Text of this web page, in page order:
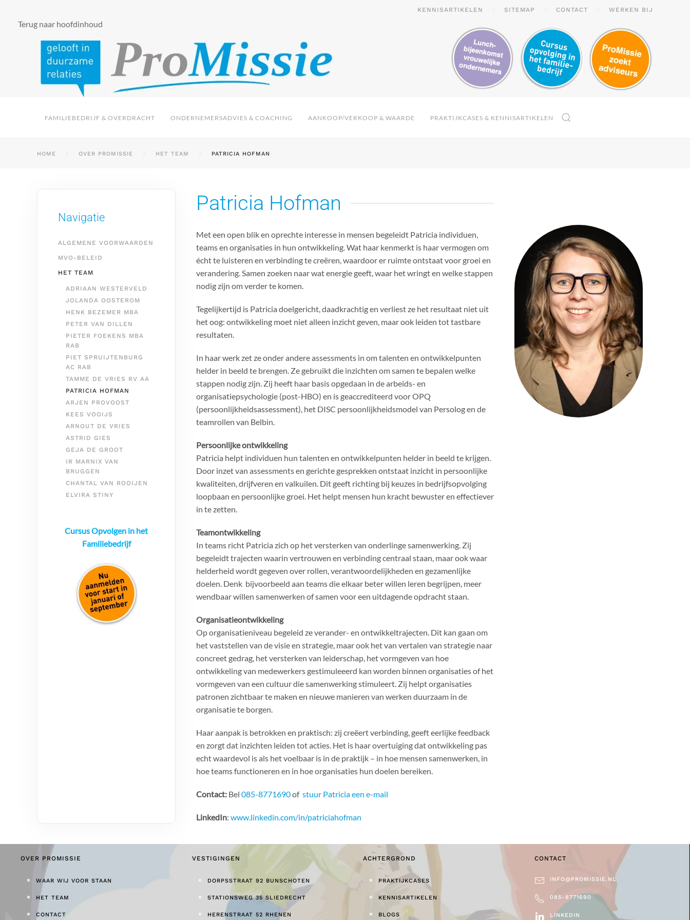
Terug naar hoofdinhoud
KENNISARTIKELEN SITEMAP CONTACT WERKEN BIJ
FAMILIEBEDRIJF & OVERDRACHT ONDERNEMERSADVIES & COACHING AANKOOP/VERKOOP & WAARDE PRAKTIJKCASES & KENNISARTIKELEN
HOME OVER PROMISSIE HET TEAM PATRICIA HOFMAN
Navigatie
ALGEMENE VOORWAARDEN
MVO-BELEID
HET TEAM
ADRIAAN WESTERVELD
JOLANDA OOSTEROM
HENK BEZEMER MBA
PETER VAN DILLEN
PIETER FOEKENS MBA
RAB
PIET SPRUIJTENBURG
AC RAB
TAMME DE VRIES RV AA
PATRICIA HOFMAN
ARJEN PROVOOST
KEES VOOIJS
ARNOUT DE VRIES
ASTRID GIES
GEJA DE GROOT
IR MARNIX VAN
BRUGGEN
CHANTAL VAN ROOIJEN
ELVIRA STINY
Cursus Opvolgen in het
Familiebedrijf
Patricia Hofman
Met een open blik en oprechte interesse in mensen begeleidt Patricia individuen,
teams en organisaties in hun ontwikkeling. Wat haar kenmerkt is haar vermogen om
écht te luisteren en verbinding te creëren, waardoor er ruimte ontstaat voor groei en
verandering. Samen zoeken naar wat energie geeft, waar het wringt en welke stappen
nodig zijn om verder te komen.
Tegelijkertijd is Patricia doelgericht, daadkrachtig en verliest ze het resultaat niet uit
het oog: ontwikkeling moet niet alleen inzicht geven, maar ook leiden tot tastbare
resultaten.
In haar werk zet ze onder andere assessments in om talenten en ontwikkelpunten
helder in beeld te brengen. Ze gebruikt die inzichten om samen te bepalen welke
stappen nodig zijn. Zij heeft haar basis opgedaan in de arbeids- en
organisatiepsychologie (post-HBO) en is geaccrediteerd voor OPQ
(persoonlijkheidsassessment), het DISC persoonlijkheidsmodel van Persolog en de
teamrollen van Belbin.
Persoonlijke ontwikkeling
Patricia helpt individuen hun talenten en ontwikkelpunten helder in beeld te krijgen.
Door inzet van assessments en gerichte gesprekken ontstaat inzicht in persoonlijke
kwaliteiten, drijfveren en valkuilen. Dit geeft richting bij keuzes in bedrijfsopvolging
loopbaan en persoonlijke groei. Het helpt mensen hun kracht bewuster en effectiever
in te zetten.
Teamontwikkeling
In teams richt Patricia zich op het versterken van onderlinge samenwerking. Zij
begeleidt trajecten waarin vertrouwen en verbinding centraal staan, maar ook waar
helderheid wordt gegeven over rollen, verantwoordelijkheden en gezamenlijke
doelen. Denk bijvoorbeeld aan teams die elkaar beter willen leren begrijpen, meer
wendbaar willen samenwerken of samen voor een uitdagende opdracht staan.
Organisatieontwikkeling
Op organisatieniveau begeleid ze verander- en ontwikkeltrajecten. Dit kan gaan om
het vaststellen van de visie en strategie, maar ook het van vertalen van strategie naar
concreet gedrag, het versterken van leiderschap, het vormgeven van hoe
ontwikkeling van medewerkers gestimuleeerd kan worden binnen organisaties of het
vormgeven van een cultuur die samenwerking stimuleert. Zij helpt organisaties
patronen zichtbaar te maken en nieuwe manieren van werken duurzaam in de
organisatie te borgen.
Haar aanpak is betrokken en praktisch: zij creëert verbinding, geeft eerlijke feedback
en zorgt dat inzichten leiden tot acties. Het is haar overtuiging dat ontwikkeling pas
echt waardevol is als het voelbaar is in de praktijk – in hoe mensen samenwerken, in
hoe teams functioneren en in hoe organisaties hun doelen bereiken.
Contact: Bel 085-8771690of stuur Patricia een e-mail
LinkedIn: www.linkedin.com/in/patriciahofman
OVER PROMISSIE
WAAR WIJ VOOR STAAN
HET TEAM
CONTACT
VESTIGINGEN
DORPSSTRAAT 92 BUNSCHOTEN
STATIONSWEG 35 SLIEDRECHT
HERENSTRAAT 52 RHENEN
ACHTERGROND
PRAKTIJKCASES
KENNISARTIKELEN
BLOGS
CONTACT
INFO@PROMISSIE.NL
085-8771690
LINKEDIN